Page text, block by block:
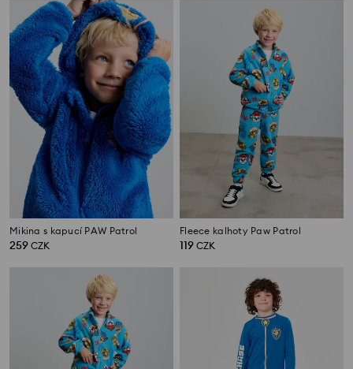
Mikina s kapucí PAW Patrol
259 CZK
Fleece kalhoty Paw Patrol
119 CZK